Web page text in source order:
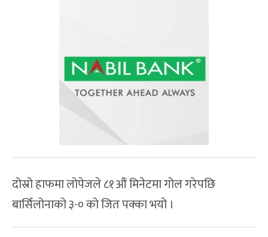
दोस्रो हाफमा लोपेजले ८१औं मिनेटमा गोल गरेपछि
बार्सिलोनाको ३-० को जित पक्का भयो ।